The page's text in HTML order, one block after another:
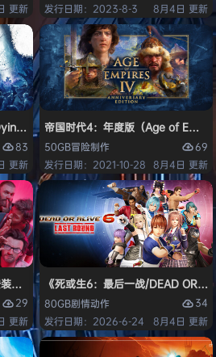
更新
发行日期：2023-8-3
8月4日 更新
Light 2 Stay Human: Reloaded
83
更新
帝国时代4：年度版（Age of
50GB冒险制作
69
发行日期：2021-10-28 8月4日 更新
中文版
29
更新
《死或生6：最后一战/DEAD OR
80GB剧情动作
34
发行日期：2026-6-24
8月4日 更新